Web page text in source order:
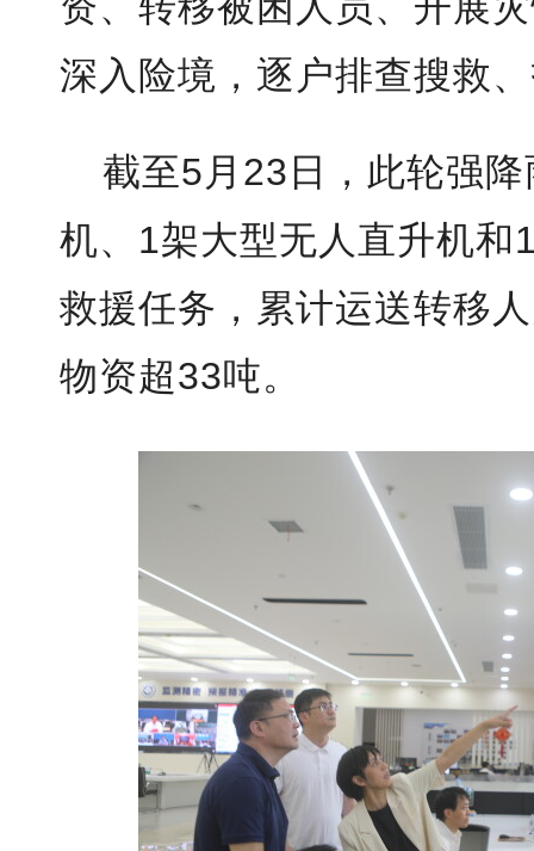
深入险境，逐户排查搜救
截至5月23日，此轮强
机、1架大型无人直升机和
救援任务，累计运送转移
物资超33吨。